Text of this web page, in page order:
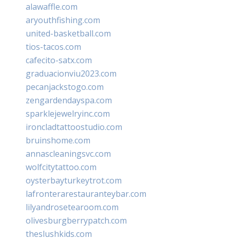
alawaffle.com
aryouthfishing.com
united-basketball.com
tios-tacos.com
cafecito-satx.com
graduacionviu2023.com
pecanjackstogo.com
zengardendayspa.com
sparklejewelryinc.com
ironcladtattoostudio.com
bruinshome.com
annascleaningsvc.com
wolfcitytattoo.com
oysterbayturkeytrot.com
lafronterarestauranteybar.com
lilyandrosetearoom.com
olivesburgberrypatch.com
theslushkids.com